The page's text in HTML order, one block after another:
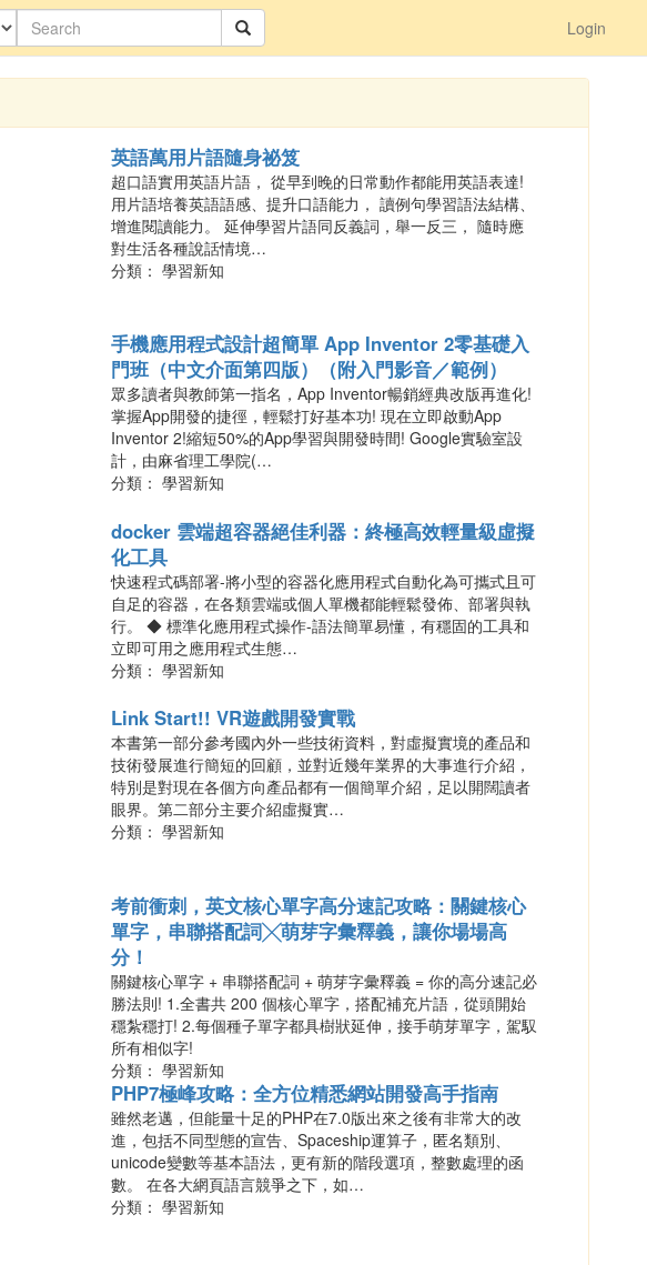
Login
英語萬用片語隨身祕笈
超口語實用英語片語， 從早到晚的日常動作都能用英語表達!
用片語培養英語語感、提升口語能力， 讀例句學習語法結構、
增進閱讀能力。 延伸學習片語同反義詞，舉一反三， 隨時應
對生活各種說話情境…
分類： 學習新知
手機應用程式設計超簡單 App Inventor 2零基礎入
門班（中文介面第四版）（附入門影音／範例）
眾多讀者與教師第一指名，App Inventor暢銷經典改版再進化!
掌握App開發的捷徑，輕鬆打好基本功! 現在立即啟動App
Inventor 2!縮短50%的App學習與開發時間! Google實驗室設
計，由麻省理工學院(…
分類： 學習新知
docker 雲端超容器絕佳利器：終極高效輕量級虛擬
化工具
快速程式碼部署-將小型的容器化應用程式自動化為可攜式且可
自足的容器，在各類雲端或個人單機都能輕鬆發佈、部署與執
行。 ◆ 標準化應用程式操作-語法簡單易懂，有穩固的工具和
立即可用之應用程式生態…
分類： 學習新知
Link Start!! VR遊戲開發實戰
本書第一部分參考國內外一些技術資料，對虛擬實境的產品和
技術發展進行簡短的回顧，並對近幾年業界的大事進行介紹，
特別是對現在各個方向產品都有一個簡單介紹，足以開闊讀者
眼界。第二部分主要介紹虛擬實…
分類： 學習新知
考前衝刺，英文核心單字高分速記攻略：關鍵核心
單字，串聯搭配詞╳萌芽字彙釋義，讓你場場高
分！
關鍵核心單字 + 串聯搭配詞 + 萌芽字彙釋義 = 你的高分速記必
勝法則! 1.全書共 200 個核心單字，搭配補充片語，從頭開始
穩紮穩打! 2.每個種子單字都具樹狀延伸，接手萌芽單字，駕馭
所有相似字!
分類： 學習新知
PHP7極峰攻略：全方位精悉網站開發高手指南
雖然老邁，但能量十足的PHP在7.0版出來之後有非常大的改
進，包括不同型態的宣告、Spaceship運算子，匿名類別、
unicode變數等基本語法，更有新的階段選項，整數處理的函
數。 在各大網頁語言競爭之下，如…
分類： 學習新知